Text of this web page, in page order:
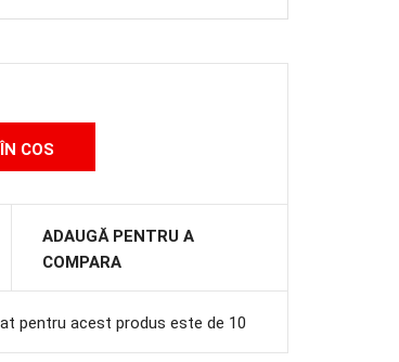
ADAUGĂ PENTRU A
COMPARA
pentru acest produs este de 10